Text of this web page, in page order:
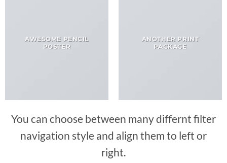
AWESOME PENCIL
POSTER
ANOTHER PRINT
PACKAGE
You can choose between many differnt filter
navigation style and align them to left or
right.